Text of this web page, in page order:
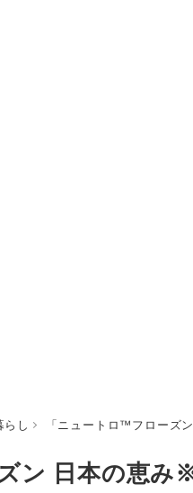
し 「ニュートロ™フローズ
ン 日本の恵み